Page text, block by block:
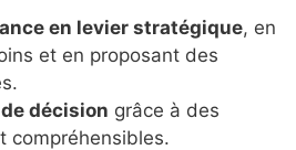
en levier stratégique, en
et en proposant des
décision grâce à des
compréhensibles.